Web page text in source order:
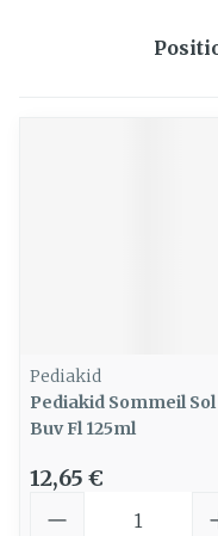
Trier
Pediakid
Pediakid Sommeil Sol
Buv Fl 125ml
12,65 €